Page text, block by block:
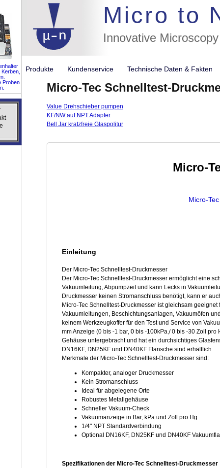
Proben
Micro to
Innovative
//flags
Produkte Kundenservice Technische Daten & Fakten
Micro-Tec Schnelltest-
Value Drehschieber pumpen
KF/NW auf NPT Adapter
Bell Jar kratzfreie Glaspolitur
Micro-
Micro-
Einleitung
Der Micro-Tec Schnelltest-Druckmesser
Der Micro-Tec Schnelltest-Druckmesser ermöglicht eine
Vakuumleitung, Abpumpzeit und kann Lecks in
Druckmesser keinen Stromanschluss benötigt, kann er
Micro-Tec Schnelltest-Druckmesser ist gleichsam
Vakuumleitungen, Beschichtungsanlagen, Vakuumöfen
keinem Werkzeugkoffer für den Test und Service von
mm Anzeige (0 bis -1 bar, 0 bis -100kPa,/ 0 bis -30 Zoll
Gehäuse untergebracht und hat ein durchsichtiges
DN16KF, DN25KF und DN40KF Flansche sind erhältlich.
Merkmale der Micro-Tec Schnelltest-Druckmesser sind:
Kompakter, analoger Druckmesser
Kein Stromanschluss
Ideal für abgelegene Orte
Robustes Metallgehäuse
Schneller Vakuum-Check
Vakuumanzeige in Bar, kPa und Zoll pro Hg
1/4" NPT Standardverbindung
Optional DN16KF, DN25KF und DN40KF
Spezifikationen der Micro-Tec Schnelltest-Druckmesser